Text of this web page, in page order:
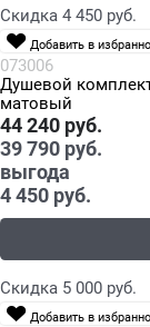
Скидка 4 450 руб.
Добавить в
073006
Душевой комплект
матовый
44 240 руб.
39 790 руб.
выгода
4 450 руб.
Скидка 5 000 руб.
Добавить в